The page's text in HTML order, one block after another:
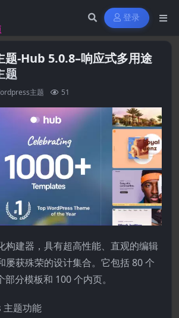
登录
-Hub 5.0.8–响应式多用途
题
主题 51
构建器，具有超高性能、直观的编辑
屡获殊荣的设计集合。它包括 80 个
分模板和 100 个内页。
题功能